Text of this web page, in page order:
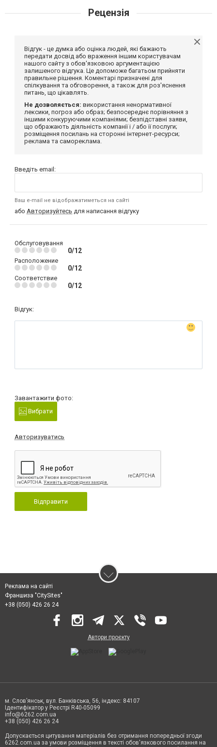
Рецензія
Відгук - це думка або оцінка людей, які бажають
передати досвід або враження іншим користувачам
нашого сайту з обов'язковою аргументацією
залишеного відгука. Це допоможе багатьом прийняти
правильне рішення. Коментарі призначені для
спілкування та обговорення, а також для роз'яснення
питань, що цікавлять.
Не дозволяється: використання ненормативної
лексики, погроз або образ; безпосереднє порівняння з
іншими конкуруючими компаніями; безпідставні заяви,
що ображають діяльність компанії і / або її послуги;
розміщення посилань на сторонні інтернет-ресурси;
реклама та самореклама.
Введіть email:
Ваш e-mail не відображатиметься на сайті
або Авторизуйтесь для написання відгуку
Обслуговування
0/12
Расположение
0/12
Соответствие
0/12
Відгук:
Завантажити фото:
Вибрати
Авторизуватись
Відправити
Реклама на сайті
Франшиза "CitySites"
+38 (050) 426 26 24
Автори проєкту
м. Слов’янськ, вул. Банківська, 56, індекс: 84107
Ідентифікатор у Реєстрі R40-05099
info@6262.com.ua
+38 (050) 426 26 24
Допускається цитування матеріалів без отримання попередньої згоди
6262.com.ua за умови розміщення в тексті обов'язкового посилання на